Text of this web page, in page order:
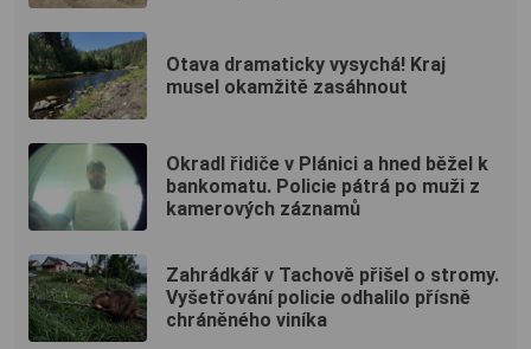
Otava dramaticky vysychá! Kraj
musel okamžitě zasáhnout
Okradl řidiče v Plánici a hned běžel k
bankomatu. Policie pátrá po muži z
kamerových záznamů
Zahrádkář v Tachově přišel o stromy.
Vyšetřování policie odhalilo přísně
chráněného viníka